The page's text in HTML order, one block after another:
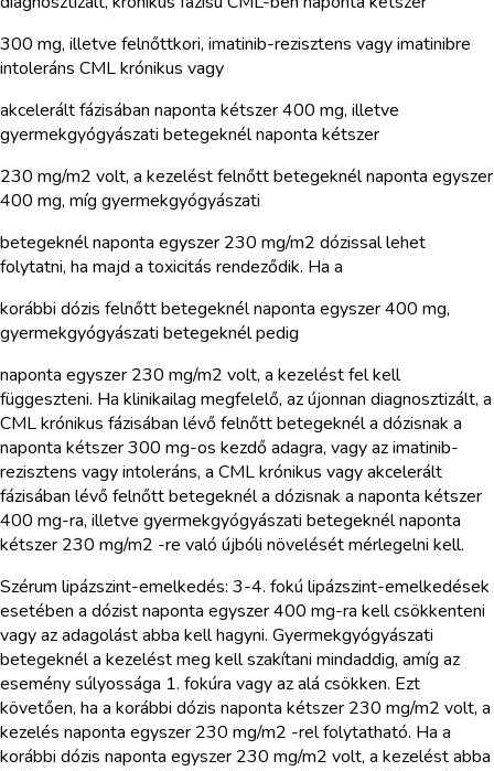
300 mg, illetve felnőttkori, imatinib-rezisztens vagy imatinibre
intoleráns CML krónikus vagy
akcelerált fázisában naponta kétszer 400 mg, illetve
gyermekgyógyászati betegeknél naponta kétszer
230 mg/m2 volt, a kezelést felnőtt betegeknél naponta egyszer
400 mg, míg gyermekgyógyászati
betegeknél naponta egyszer 230 mg/m2 dózissal lehet
folytatni, ha majd a toxicitás rendeződik. Ha a
korábbi dózis felnőtt betegeknél naponta egyszer 400 mg,
gyermekgyógyászati betegeknél pedig
naponta egyszer 230 mg/m2 volt, a kezelést fel kell
függeszteni. Ha klinikailag megfelelő, az újonnan diagnosztizált, a
CML krónikus fázisában lévő felnőtt betegeknél a dózisnak a
naponta kétszer 300 mg-os kezdő adagra, vagy az imatinib-
rezisztens vagy intoleráns, a CML krónikus vagy akcelerált
fázisában lévő felnőtt betegeknél a dózisnak a naponta kétszer
400 mg-ra, illetve gyermekgyógyászati betegeknél naponta
kétszer 230 mg/m2 -re való újbóli növelését mérlegelni kell.
Szérum lipázszint-emelkedés: 3-4. fokú lipázszint-emelkedések
esetében a dózist naponta egyszer 400 mg-ra kell csökkenteni
vagy az adagolást abba kell hagyni. Gyermekgyógyászati
betegeknél a kezelést meg kell szakítani mindaddig, amíg az
esemény súlyossága 1. fokúra vagy az alá csökken. Ezt
követően, ha a korábbi dózis naponta kétszer 230 mg/m2 volt, a
kezelés naponta egyszer 230 mg/m2 -rel folytatható. Ha a
korábbi dózis naponta egyszer 230 mg/m2 volt, a kezelést abba